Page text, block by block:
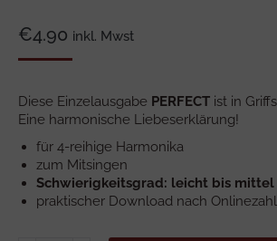
€4.90 inkl. Mwst
Diese Einzelausgabe PERFECT ist in
Eine harmonische Liebeserklärung!
für 4-reihige Harmonika
zum Mitsingen
Schwierigkeitsgrad: leicht bis mittel
praktischer Download nach